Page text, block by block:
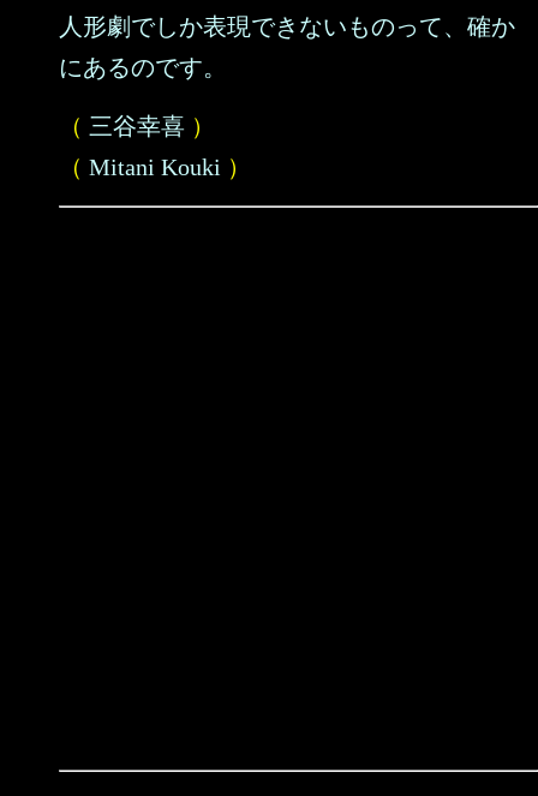
人形劇でしか表現できないものって、確か
にあるのです。
（ 三谷幸喜 ）
（ Mitani Kouki ）